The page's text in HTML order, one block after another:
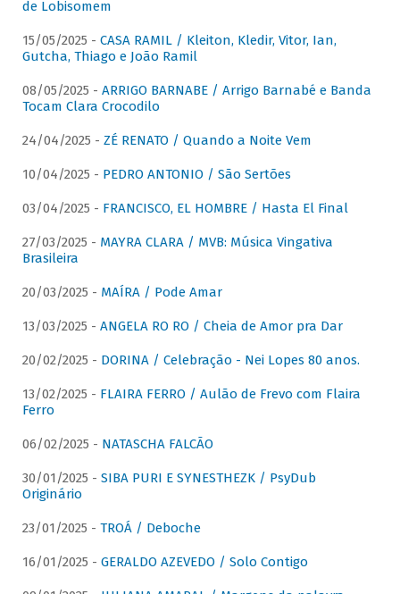
de Lobisomem
15/05/2025 - CASA RAMIL / Kleiton, Kledir, Vitor, Ian,
Gutcha, Thiago e João Ramil
08/05/2025 - ARRIGO BARNABE / Arrigo Barnabé e Banda
Tocam Clara Crocodilo
24/04/2025 - ZÉ RENATO / Quando a Noite Vem
10/04/2025 - PEDRO ANTONIO / São Sertões
03/04/2025 - FRANCISCO, EL HOMBRE / Hasta El Final
27/03/2025 - MAYRA CLARA / MVB: Música Vingativa
Brasileira
20/03/2025 - MAÍRA / Pode Amar
13/03/2025 - ANGELA RO RO / Cheia de Amor pra Dar
20/02/2025 - DORINA / Celebração - Nei Lopes 80 anos.
13/02/2025 - FLAIRA FERRO / Aulão de Frevo com Flaira
Ferro
06/02/2025 - NATASCHA FALCÃO
30/01/2025 - SIBA PURI E SYNESTHEZK / PsyDub
Originário
23/01/2025 - TROÁ / Deboche
16/01/2025 - GERALDO AZEVEDO / Solo Contigo